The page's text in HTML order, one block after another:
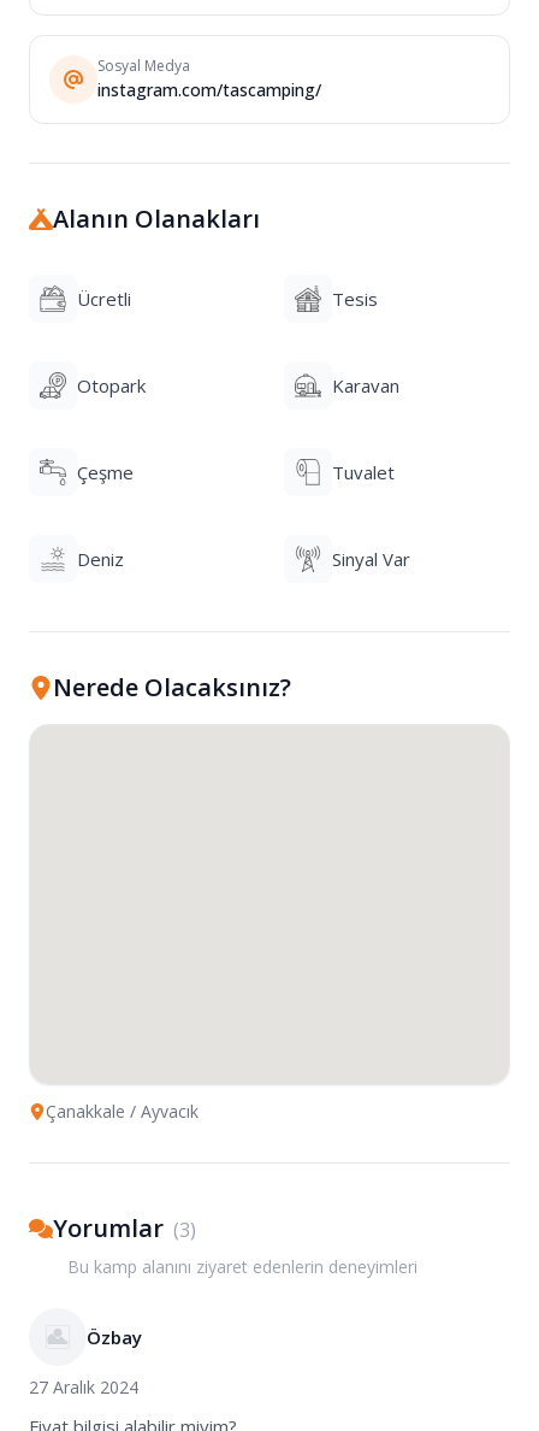
Sosyal Medya
instagram.com/tascamping/
Alanın Olanakları
Ücretli Tesis
Otopark Karavan
Çeşme Tuvalet
Deniz Sinyal Var
Nerede Olacaksınız?
Çanakkale / Ayvacık
Yorumlar (3)
Bu kamp alanını ziyaret edenlerin deneyimleri
Özbay
27 Aralık 2024
Fiyat bilgisi alabilir miyim?